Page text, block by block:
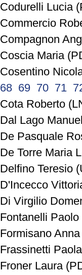
Codurelli Lucia
Commercio
Compagnon
Coscia Maria
Cosentino
68 69 70 71
Cota Roberto
Dal Lago
De Pasquale
De Torre Maria
Delfino Teresio
D'Incecco
Di Virgilio
Fontanelli
Formisano
Frassinetti
Froner Laura